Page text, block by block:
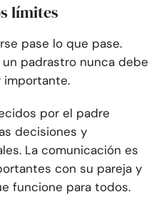
límites
pase lo que pase.
padrastro nunca debe
importante.
por el padre
decisiones y
La comunicación es
con su pareja y
funcione para todos.